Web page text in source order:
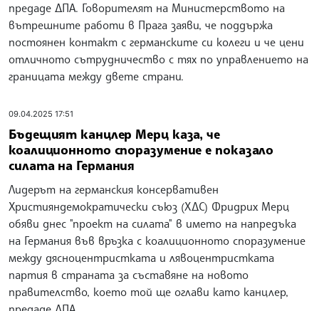
предаде ДПА. Говорителят на Министерството на
вътрешните работи в Прага заяви, че поддържа
постоянен контакт с германските си колеги и че цени
отличното сътрудничество с тях по управлението на
границата между двете страни.
09.04.2025 17:51
Бъдещият канцлер Мерц каза, че
коалиционното споразумение е показало
силата на Германия
Лидерът на германския консервативен
Християндемократически съюз (ХДС) Фридрих Мерц
обяви днес "проект на силата" в името на напредъка
на Германия във връзка с коалиционното споразумение
между дясноцентристката и лявоцентристката
партия в страната за съставяне на новото
правителство, което той ще оглави като канцлер,